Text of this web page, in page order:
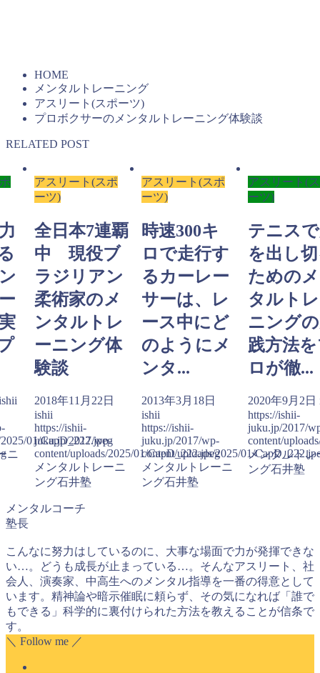
HOME
メンタルトレーニング
アスリート(スポーツ)
プロボクサーのメンタルトレーニング体験談
RELATED POST
01/CapD_222.jpeg
ニ
アスリート(スポ
ーツ)
全日本7連覇
中 現役ブ
ラジリアン
柔術家のメ
ンタルトレ
ーニング体
験談
2018年11月22日
ishii
https://ishii-
juku.jp/2017/wp-
content/uploads/2025/01/CapD_222.jpeg
メンタルトレーニ
ング石井塾
アスリート(スポ
ーツ)
時速300キ
ロで走行す
るカーレー
サーは、レ
ース中にど
のようにメ
ンタ...
2013年3月18日
ishii
https://ishii-
juku.jp/2017/wp-
content/uploads/2025/01/
メンタルトレーニ
ング石井塾
アスリート(
ーツ)
テニス
を出し
ための
タルト
ニング
践方法
ロが徹...
2020年9月2日
https://ishii-
juku.jp/2017/
content/
メンタルトレ
ング石井塾
メンタルコーチ
塾長
こんなに努力はしているのに、大事な場面で力が発揮できな
い…。どうも成長が止まっている…。そんなアスリート、社
会人、演奏家、中高生へのメンタル指導を一番の得意として
います。精神論や暗示催眠に頼らず、その気になれば「誰で
もできる」科学的に裏付けられた方法を教えることが信条で
す。
＼ Follow me ／